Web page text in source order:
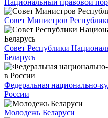
Национальный правовой
Совет Министров
Совет Республики
Беларусь
Федеральная национально-
России
Молодежь Беларуси